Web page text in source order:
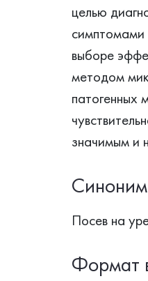
целью
симптомами
выборе
методом
патогенных
значимым и
Посев на
Формат